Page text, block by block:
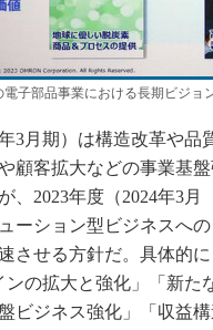
電子部品事業における長期ビジョ
3月期）は構造改革や品
顧客拡大などの事業基盤
、2023年度（2024年3月
ーション型ビジネスへの
させる方針だ。具体的に
ンの拡大と強化」「新た
ビジネス強化」「収益構